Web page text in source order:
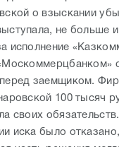
о взыскании
не больше
исполнение
перед заемщиком.
100 тысяч
своих
иска было